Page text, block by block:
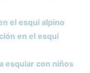
el esquí alpino
en el esquí
esquiar con niños